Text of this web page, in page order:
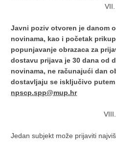
VII.
Javni poziv otvoren je danom
novinama, kao i početak
popunjavanje obrazaca za
dostavu prijava je 30 dana od
novinama, ne računajući dan
dostavljaju se isključivo putem
npscp.spp@mup.hr
VIII.
Jedan subjekt može prijaviti